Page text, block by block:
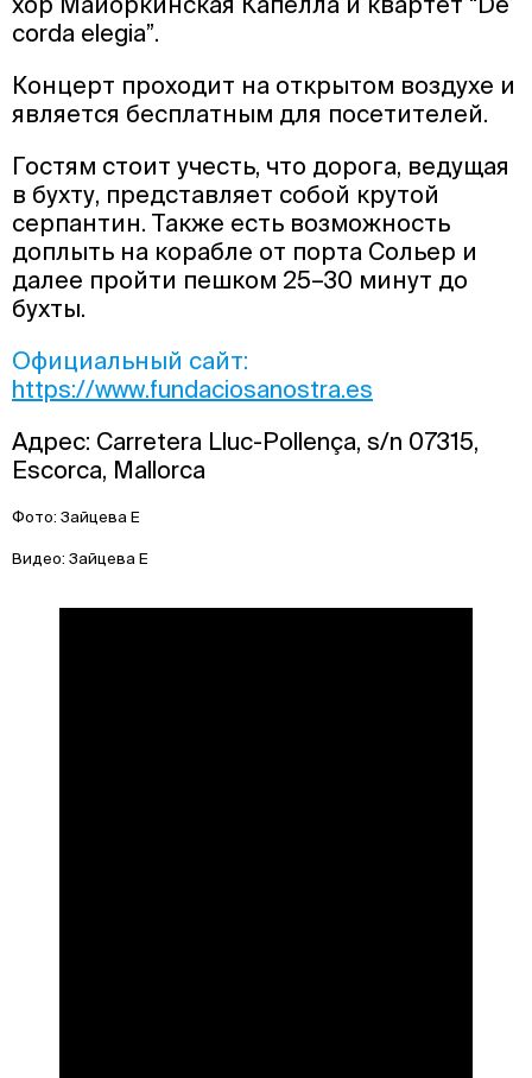
corda elegia”.
Концерт проходит на открытом воздухе и
является бесплатным для посетителей.
Гостям стоит учесть, что дорога, ведущая
в бухту, представляет собой крутой
серпантин. Также есть возможность
доплыть на корабле от порта Сольер и
далее пройти пешком 25–30 минут до
бухты.
Официальный сайт:
https://www.fundaciosanostra.es
Адрес: Carretera Lluc-Pollença, s/n 07315,
Escorca, Mallorca
Фото: Зайцева Е
Видео: Зайцева Е